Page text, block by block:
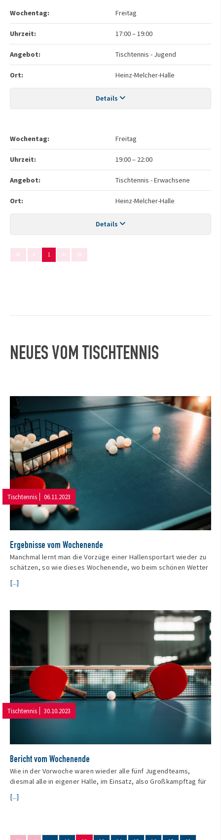
Wochentag: Freitag
Uhrzeit: 17:00–19:00
Angebot: Tischtennis - Jugend
Ort: Heinz-Melcher-Halle
Details
Wochentag: Freitag
Uhrzeit: 19:00– 22:00
Angebot: Tischtennis - Erwachsene
Ort: Heinz-Melcher-Halle
Details
1
NEUES VOM TISCHTENNIS
Tischtennis 06.11.2023
Ergebnisse vom Wochenende
Manchmal lernt man die Vorzüge einer Hallensportart wieder zu
schätzen, so wie dieses Wochenende, wo beim schönen Wetter
[...]
Tischtennis 30.10.2023
Bericht vom Wochenende
Wie in der Vorwoche waren wieder alle fünf Jugendteams,
diesmal alle in eigener Halle, im Einsatz, also Großkampftag für
[...]